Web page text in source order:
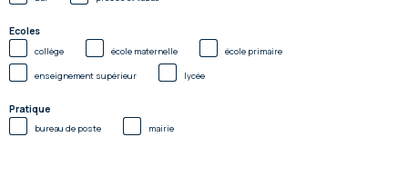
Ecoles
collège école maternelle école primaire
enseignement supérieur lycée
Pratique
bureau de poste mairie